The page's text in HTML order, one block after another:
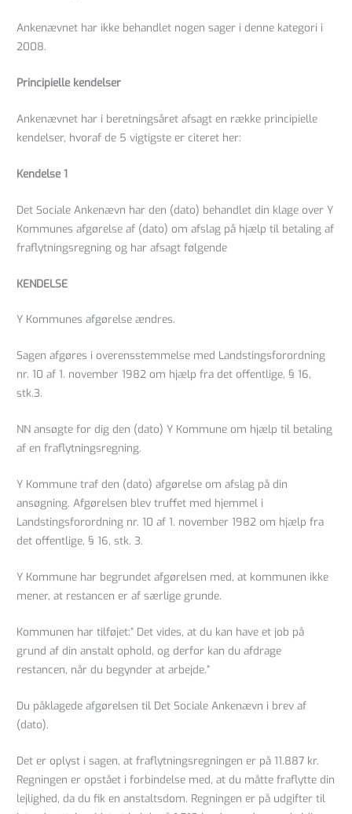
Ankenævnet har ikke behandlet nogen sager i denne kategori i
2008.
Principielle kendelser
Ankenævnet har i beretningsåret afsagt en række principielle
kendelser, hvoraf de 5 vigtigste er citeret her:
Kendelse 1
Det Sociale Ankenævn har den (dato) behandlet din klage over Y
Kommunes afgørelse af (dato) om afslag på hjælp til betaling af
fraflytningsregning og har afsagt følgende
KENDELSE
Y Kommunes afgørelse ændres.
Sagen afgøres i overensstemmelse med Landstingsforordning
nr. 10 af 1. november 1982 om hjælp fra det offentlige, § 16,
stk.3.
NN ansøgte for dig den (dato) Y Kommune om hjælp til betaling
af en fraflytningsregning.
Y Kommune traf den (dato) afgørelse om afslag på din
ansøgning. Afgørelsen blev truffet med hjemmel i
Landstingsforordning nr. 10 af 1. november 1982 om hjælp fra
det offentlige, § 16, stk. 3.
Y Kommune har begrundet afgørelsen med, at kommunen ikke
mener, at restancen er af særlige grunde.
Kommunen har tilføjet:” Det vides, at du kan have et job på
grund af din anstalt ophold, og derfor kan du afdrage
restancen, når du begynder at arbejde.”
Du påklagede afgørelsen til Det Sociale Ankenævn i brev af
(dato).
Det er oplyst i sagen, at fraflytningsregningen er på 11.887 kr.
Regningen er opstået i forbindelse med, at du måtte fraflytte din
lejlighed, da du fik en anstaltsdom. Regningen er på udgifter til